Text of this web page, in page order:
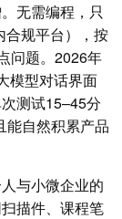
无需编程，只
合规平台），按
问题。2026年
模型对话界面
测试15–45分
能自然积累产品
与小微企业的
描件、课程笔